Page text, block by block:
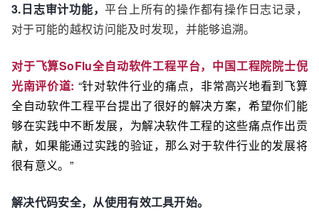
3.日志审计功能，平台上所有的操作都有操作日志记录，
对于可能的越权访问能及时发现，并能够追溯。
对于飞算SoFlu全自动软件工程平台，中国工程院院士倪
光南评价道: “针对软件行业的痛点，非常高兴地看到飞算
全自动软件工程平台提出了很好的解决方案，希望你们能
够在实践中不断发展，为解决软件工程的这些痛点作出贡
献，如果能通过实践的验证，那么对于软件行业的发展将
很有意义。”
解决代码安全， 从使用有效工具开始。